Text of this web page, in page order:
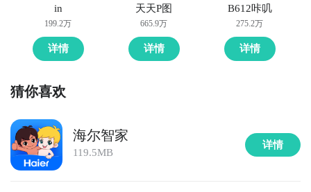
in
199.2万
详情
天天P图
665.9万
详情
B612咔叽
275.2万
详情
猜你喜欢
海尔智家
119.5MB
详情